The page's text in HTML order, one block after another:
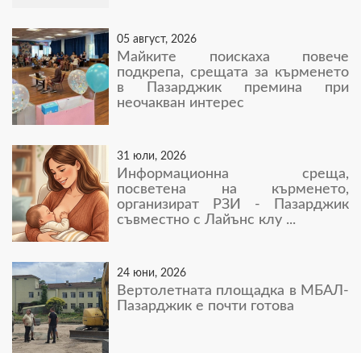
05 август, 2026
Майките поискаха повече
подкрепа, срещата за кърменето
в Пазарджик премина при
неочакван интерес
31 юли, 2026
Информационна среща,
посветена на кърменето,
организират РЗИ - Пазарджик
съвместно с Лайънс клу ...
24 юни, 2026
Вертолетната площадка в МБАЛ-
Пазарджик е почти готова